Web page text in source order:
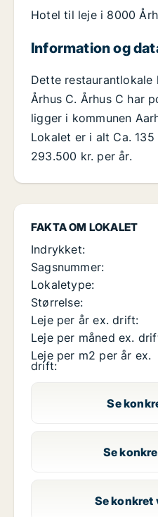
FAKTA OM LOKALET
Indrykket:
Sagsnummer:
Lokaletype:
Størrelse:
Leje per år ex. drift:
Leje per måned ex.
Leje per m2 per år ex.
drift:
Se
Se
Se konkret
Hotel til leje i 8000
Information og
Dette
Århus C. Århus C har
ligger i kommunen
Lokalet er i alt Ca. 135
293.500 kr. per år.